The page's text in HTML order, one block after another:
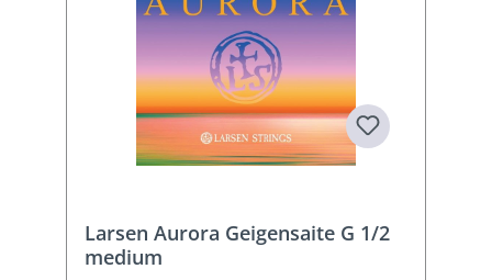
Larsen Aurora Geigensaite G 1/2
medium